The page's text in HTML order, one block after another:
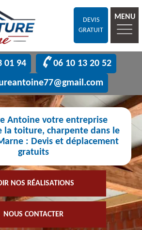
DEVIS
GRATUIT
MENU
01 94
06 10 13 20 52
Antoine votre entreprise
la toiture, charpente dans le
: Devis et déplacement
gratuits
NOS RÉALISATIONS
NOUS CONTACTER